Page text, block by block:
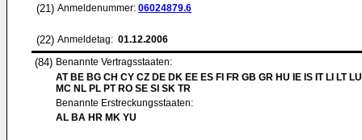
(21) Anmeldenummer: 06024879.6
(22) Anmeldetag: 01.12.2006
(84) Benannte Vertragsstaaten:
AT BE BG CH CY CZ DE DK EE ES FI FR GB GR HU IE IS IT LI LT
MC NL PL PT RO SE SI SK TR
Benannte Erstreckungsstaaten:
AL BA HR MK YU